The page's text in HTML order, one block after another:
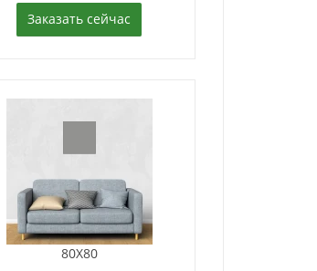
Заказать сейчас
80X80